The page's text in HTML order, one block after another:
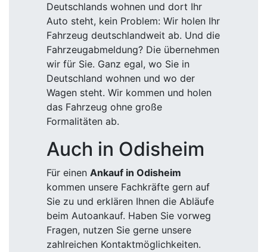
Deutschlands wohnen und dort Ihr
Auto steht, kein Problem: Wir holen Ihr
Fahrzeug deutschlandweit ab. Und die
Fahrzeugabmeldung? Die übernehmen
wir für Sie. Ganz egal, wo Sie in
Deutschland wohnen und wo der
Wagen steht. Wir kommen und holen
das Fahrzeug ohne große
Formalitäten ab.
Auch in Odisheim
Für einen Ankauf in Odisheim
kommen unsere Fachkräfte gern auf
Sie zu und erklären Ihnen die Abläufe
beim Autoankauf. Haben Sie vorweg
Fragen, nutzen Sie gerne unsere
zahlreichen Kontaktmöglichkeiten.